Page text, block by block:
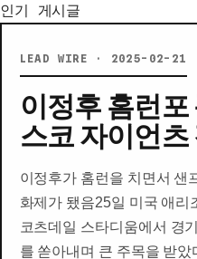
인기 게시글
LEAD WIRE · 2025-02-21
이정후 홈런포
스코 자이언츠
이정후가 홈런을 치면서 샌
화제가 됐음25일 미국 애리
코츠데일 스타디움에서 경
를 쏟아내며 큰 주목을 받